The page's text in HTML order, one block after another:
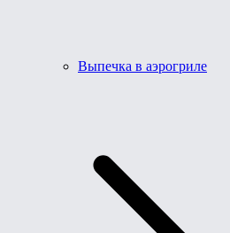
Выпечка в аэрогриле